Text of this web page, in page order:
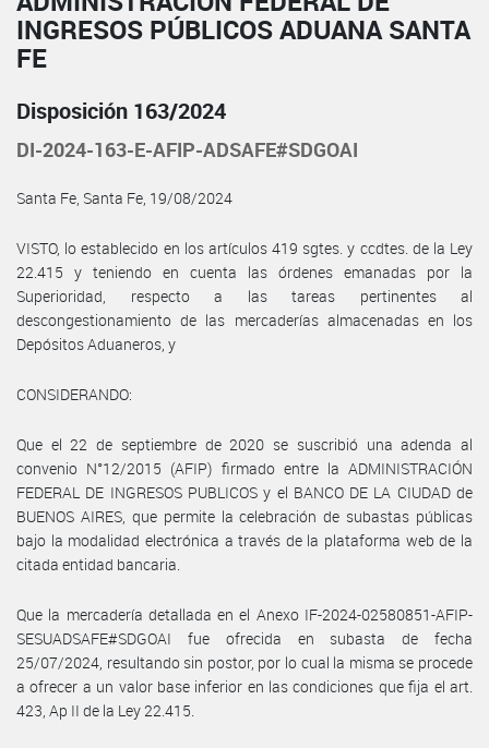
INGRESOS PÚBLICOS ADUANA SANTA
FE
Disposición 163/2024
DI-2024-163-E-AFIP-ADSAFE#SDGOAI
Santa Fe, Santa Fe, 19/08/2024
VISTO, lo establecido en los artículos 419 sgtes. y ccdtes. de la Ley
22.415 y teniendo en cuenta las órdenes emanadas por la
Superioridad, respecto a las tareas pertinentes al
descongestionamiento de las mercaderías almacenadas en los
Depósitos Aduaneros, y
CONSIDERANDO:
Que el 22 de septiembre de 2020 se suscribió una adenda al
convenio N°12/2015 (AFIP) firmado entre la ADMINISTRACIÓN
FEDERAL DE INGRESOS PUBLICOS y el BANCO DE LA CIUDAD de
BUENOS AIRES, que permite la celebración de subastas públicas
bajo la modalidad electrónica a través de la plataforma web de la
citada entidad bancaria.
Que la mercadería detallada en el Anexo IF-2024-02580851-AFIP-
SESUADSAFE#SDGOAI fue ofrecida en subasta de fecha
25/07/2024, resultando sin postor, por lo cual la misma se procede
a ofrecer a un valor base inferior en las condiciones que fija el art.
423, Ap II de la Ley 22.415.